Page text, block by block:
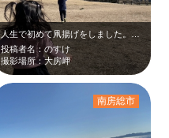
人生で初めて凧揚げをしました。自分では中々揚がらず、結局パパが走るハメに…。「…
投稿者名：のすけ
撮影場所：大房岬
南房総市